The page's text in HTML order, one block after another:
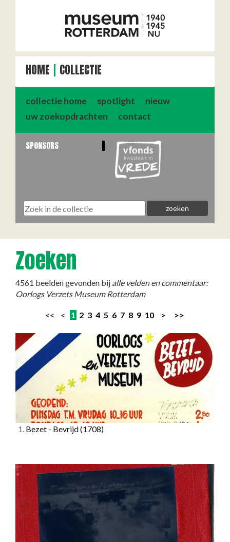
HOME COLLECTIE
collectie home spotlight
nieuw
uw zoekopdrachten
contact
SPONSORS
Zoeken
4561 beelden gevonden bij alle velden en commentaar:
Oorlogs Verzets Museum Rotterdam
<< < 1 2 3 4 5 6 7 8 9 10 > >>
1. Bezet - Bevrijd(1708)